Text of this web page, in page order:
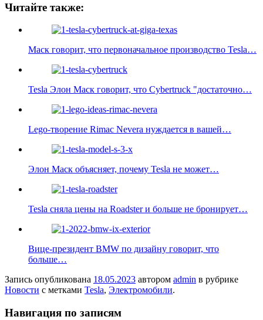
Читайте также:
Маск говорит, что первоначальное производство Tesla…
Tesla Элон Маск говорит, что Cybertruck "достаточно…
Lego-творение Rimac Nevera нуждается в вашей…
Элон Маск объясняет, почему Tesla не может…
Tesla сняла цены на Roadster и больше не бронирует…
Вице-президент BMW по дизайну говорит, что
больше…
Запись опубликована 18.05.2023 автором admin в рубрике
Новости с метками Tesla, Электромобили.
Навигация по записям